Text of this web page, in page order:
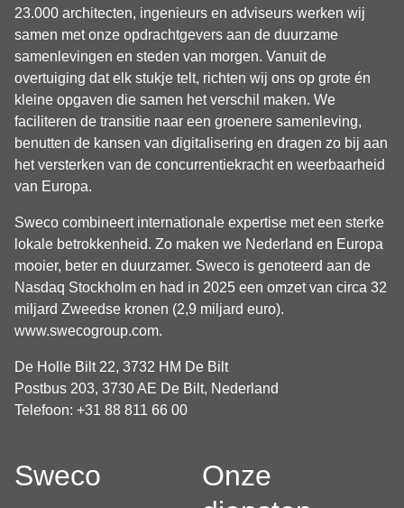
23.000 architecten, ingenieurs en adviseurs werken wij
samen met onze opdrachtgevers aan de duurzame
samenlevingen en steden van morgen. Vanuit de
overtuiging dat elk stukje telt, richten wij ons op grote én
kleine opgaven die samen het verschil maken. We
faciliteren de transitie naar een groenere samenleving,
benutten de kansen van digitalisering en dragen zo bij aan
het versterken van de concurrentiekracht en weerbaarheid
van Europa.
Sweco combineert internationale expertise met een sterke
lokale betrokkenheid. Zo maken we Nederland en Europa
mooier, beter en duurzamer. Sweco is genoteerd aan de
Nasdaq Stockholm en had in 2025 een omzet van circa 32
miljard Zweedse kronen (2,9 miljard euro).
www.swecogroup.com.
De Holle Bilt 22, 3732 HM De Bilt
Postbus 203, 3730 AE De Bilt, Nederland
Telefoon: +31 88 811 66 00
Sweco
Onze